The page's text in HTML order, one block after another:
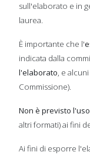
sull'elaborato e in
laurea.
È importante che l'
indicata dalla
l'elaborato, e
Commissione).
Non è previsto
altri formati) ai fini
Ai fini di esporre